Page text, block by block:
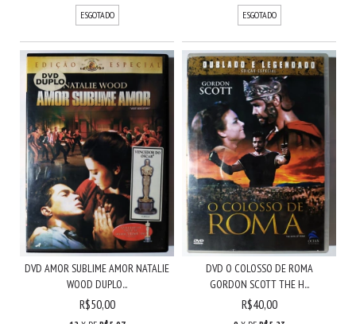
ESGOTADO
ESGOTADO
DVD AMOR SUBLIME AMOR NATALIE
WOOD DUPLO...
R$50,00
DVD O COLOSSO DE ROMA
GORDON SCOTT THE H...
R$40,00